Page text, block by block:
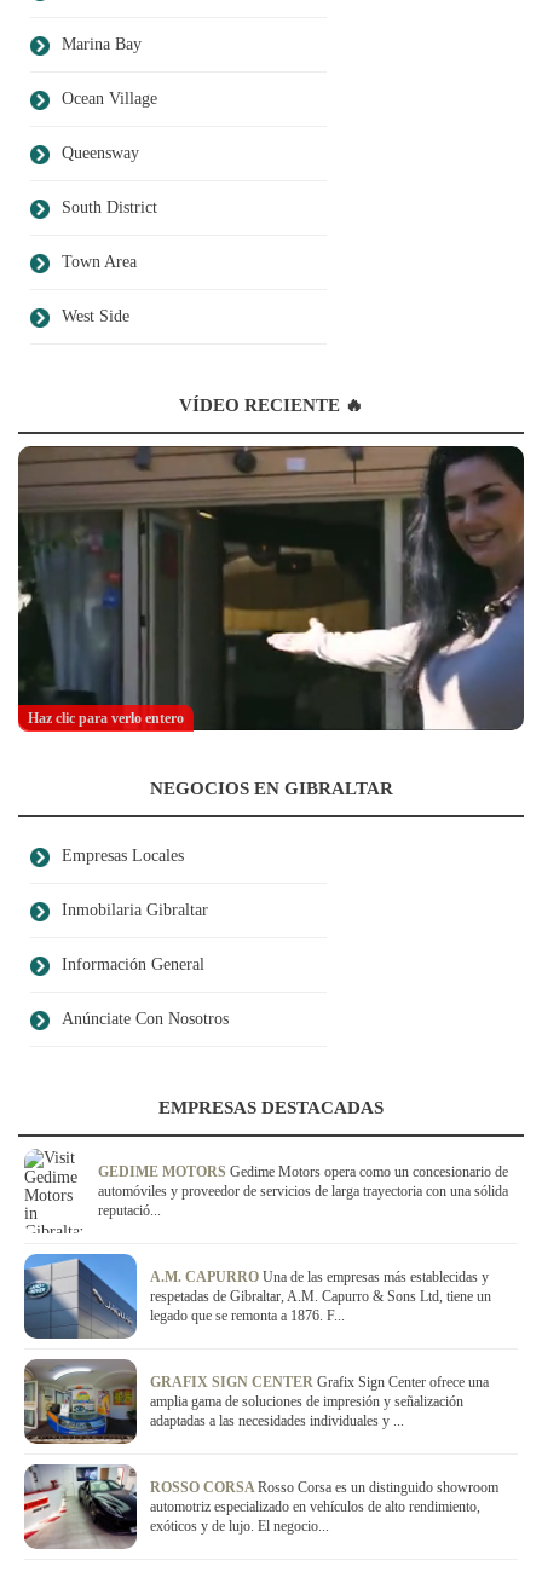
Marina Bay
Ocean Village
Queensway
South District
Town Area
West Side
VÍDEO RECIENTE 🔥
Haz clic para verlo entero
NEGOCIOS EN GIBRALTAR
Empresas Locales
Inmobilaria Gibraltar
Información General
Anúnciate Con Nosotros
EMPRESAS DESTACADAS
GEDIME MOTORS Gedime Motors opera como un concesionario de
automóviles y proveedor de servicios de larga trayectoria con una sólida
reputació...
A.M. CAPURRO Una de las empresas más establecidas y
respetadas de Gibraltar, A.M. Capurro & Sons Ltd, tiene un
legado que se remonta a 1876. F...
GRAFIX SIGN CENTER Grafix Sign Center ofrece una
amplia gama de soluciones de impresión y señalización
adaptadas a las necesidades individuales y ...
ROSSO CORSARosso Corsa es un distinguido showroom
automotriz especializado en vehículos de alto rendimiento,
exóticos y de lujo. El negocio...